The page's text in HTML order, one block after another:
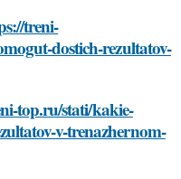
treni-
dostich-rezultatov-
top.ru/stati/kakie-
v-trenazhernom-